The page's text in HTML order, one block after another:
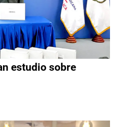
estudio sobre